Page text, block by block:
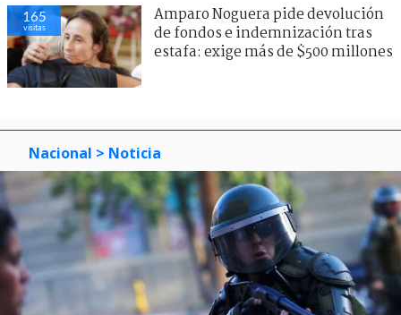
165
visitas
Amparo Noguera pide devolución
de fondos e indemnización tras
estafa: exige más de $500 millones
Nacional > Noticia